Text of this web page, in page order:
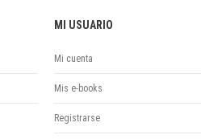
MI USUARIO
Mi cuenta
Mis e-books
Registrarse